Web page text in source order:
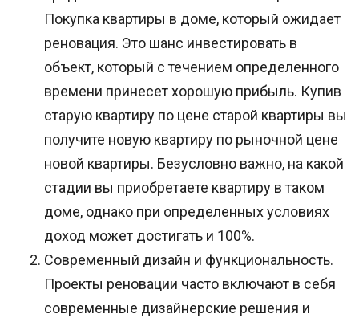
Покупка квартиры в доме, который ожидает
реновация. Это шанс инвестировать в
объект, который с течением определенного
времени принесет хорошую прибыль. Купив
старую квартиру по цене старой квартиры вы
получите новую квартиру по рыночной цене
новой квартиры. Безусловно важно, на какой
стадии вы приобретаете квартиру в таком
доме, однако при определенных условиях
доход может достигать и 100%.
Современный дизайн и функциональность.
Проекты реновации часто включают в себя
современные дизайнерские решения и